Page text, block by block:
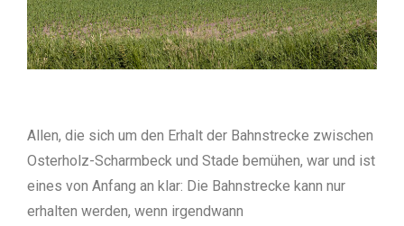
Allen, die sich um den Erhalt der Bahnstrecke zwischen
Osterholz-Scharmbeck und Stade bemühen, war und ist
eines von Anfang an klar: Die Bahnstrecke kann nur
erhalten werden, wenn irgendwann